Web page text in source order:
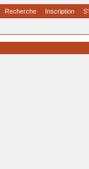
Recherche Inscription